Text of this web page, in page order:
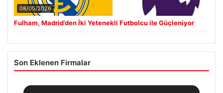
08/05/2026
Fulham, Madrid’den İki Yetenekli Futbolcu ile Güçleniyor
Son Eklenen Firmalar